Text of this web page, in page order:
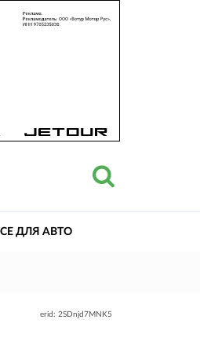
ДЛЯ АВТО
erid: 2SDnjd7MNK5